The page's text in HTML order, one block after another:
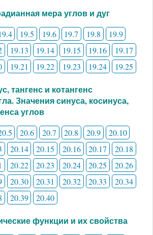
мера углов и дуг
19.5 19.6 19.7 19.8
19.9
19.13 19.14 19.15 19.16
19.17
19.21 19.22 19.23 19.24 19.25
тангенс и котангенс
Значения синуса, косинуса,
углов
20.6 20.7 20.8 20.9
20.10
20.14 20.15 20.16 20.17
20.18
20.22 20.23 20.24 20.25
20.26
20.30 20.31 20.32 20.33
20.34
20.39 20.40
функции и их свойства